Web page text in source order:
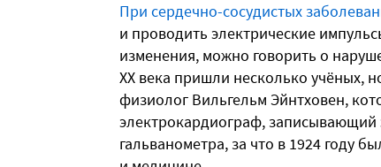
При сердечно-сосудистых
и проводить электрические
изменения, можно говорить о
XX века пришли несколько учёных,
физиолог Вильгельм Эйнтховен,
электрокардиограф,
гальванометра, за что в 1924 году